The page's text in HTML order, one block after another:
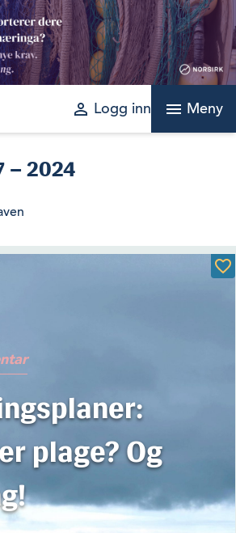
perm_identity Logg inn menu Meny
– 2024
plage? Og